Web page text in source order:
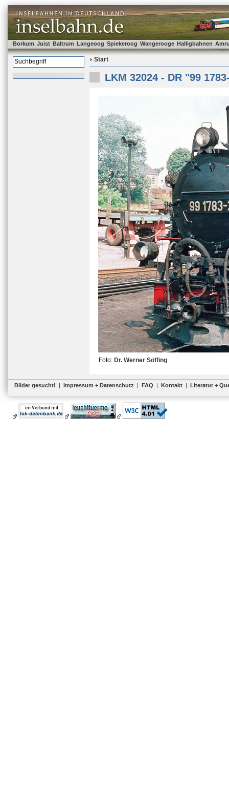
Borkum Juist Baltrum Langeoog Spiekeroog Wangerooge Halligbahnen
Start
LKM 32024 - DR "99
Foto: Dr. Werner Söffing
Bilder gesucht! | Impressum + Datenschutz | FAQ | Kontakt | Literatur +